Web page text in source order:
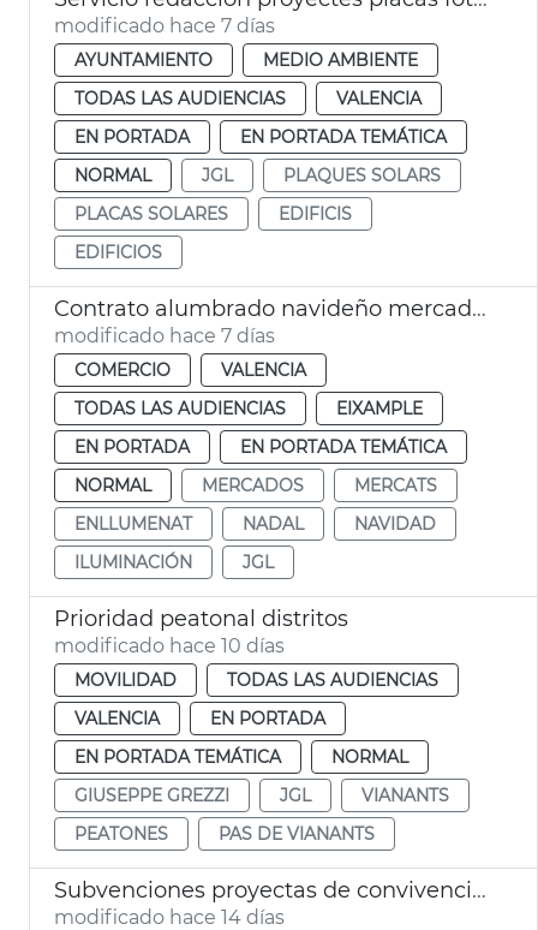
modificado hace 7 días
AYUNTAMIENTO
MEDIO AMBIENTE
TODAS LAS AUDIENCIAS
VALENCIA
EN PORTADA
EN PORTADA TEMÁTICA
NORMAL
JGL
PLAQUES SOLARS
PLACAS SOLARES
EDIFICIS
EDIFICIOS
Contrato alumbrado navideño mercados municipales València
modificado hace 7 días
COMERCIO
VALENCIA
TODAS LAS AUDIENCIAS
EIXAMPLE
EN PORTADA
EN PORTADA TEMÁTICA
NORMAL
MERCADOS
MERCATS
ENLLUMENAT
NADAL
NAVIDAD
ILUMINACIÓN
JGL
Prioridad peatonal distritos
modificado hace 10 días
MOVILIDAD
TODAS LAS AUDIENCIAS
VALENCIA
EN PORTADA
EN PORTADA TEMÁTICA
NORMAL
GIUSEPPE GREZZI
JGL
VIANANTS
PEATONES
PAS DE VIANANTS
Subvenciones proyectas de convivencia intercultural y prevención del racismo
modificado hace 14 días